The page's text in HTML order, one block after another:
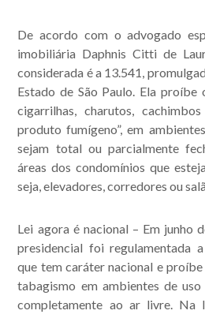
Acompanhe
publicações.
De acordo com o advogado
imobiliária Daphnis Citti de
considerada é a 13.541,
Estado de São Paulo. Ela proíbe
cigarrilhas, charutos,
produto fumígeno”, em
sejam total ou parcialmente
áreas dos condomínios que
seja, elevadores, corredores ou
Lei agora é nacional – Em junho
presidencial foi regulamentada
que tem caráter nacional e
tabagismo em ambientes de
completamente ao ar livre. Na